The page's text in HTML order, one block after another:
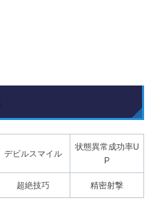
デビルスマイル
状態異常成功率U
P
超絶技巧 精密射撃